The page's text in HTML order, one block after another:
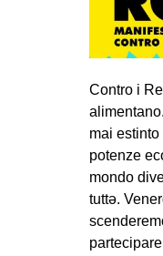
Contro i
mai
potenze
mondo
tuttə.